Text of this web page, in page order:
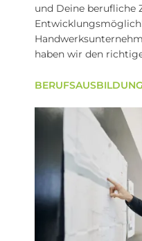
und Deine
haben wir den
BERUFSAUSBILDUNG